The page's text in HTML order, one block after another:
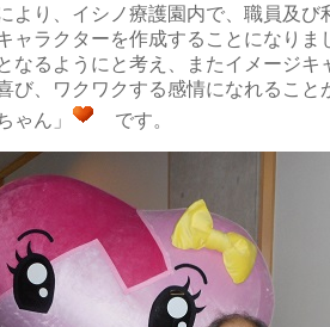
より、イシノ療護園内で、職員及び
ャラクターを作成することになりま
なるようにと考え、またイメージキ
び、ワクワクする感情になれること
ゃん」
です。